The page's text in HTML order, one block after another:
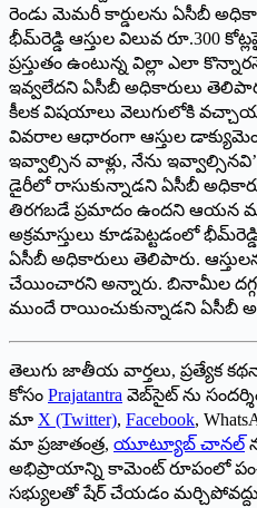
రెండు మెమరీ కార్డులను ఏసీబీ
భీమ్‌రెడ్డి ఆస్తుల విలువ రూ.300
ప్రస్తుతం ఉంటున్న విల్లా ఎలా
ఇవ్వలేదని ఏసీబీ అధికారులు
కీలక విషయాలు వెలుగులోకి
వివరాల ఆధారంగా ఆస్తుల
ఇవ్వాల్సిన వాళ్లు, నేను
డైరీలో రాసుకున్నాడని ఏసీబీ
తిరగబడే ప్రమాదం ఉందని ఆయన
అక్రమాస్తులు కూడపెట్టడంలో
ఏసీబీ అధికారులు తెలిపారు.
‌చేయించారని అన్నారు. బినామీల
ముందే రాయించుకున్నాడని ఏసీబీ
తెలుగు జాతీయ వార్తలు, ప్రత్యేక
కోసం Prajatantra వెబ్‌సైట్ ను
మా X (Twitter), Facebook,
మా ప్రజాతంత్ర, యూట్యూబ్ చానల్
అభిప్రాయాన్ని కామెంట్ రూపంలో
సభ్యులతో షేర్ చేయడం